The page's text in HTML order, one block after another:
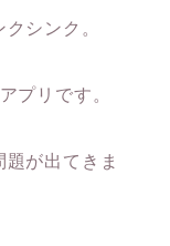
シンク。
プリです。
が出てきま